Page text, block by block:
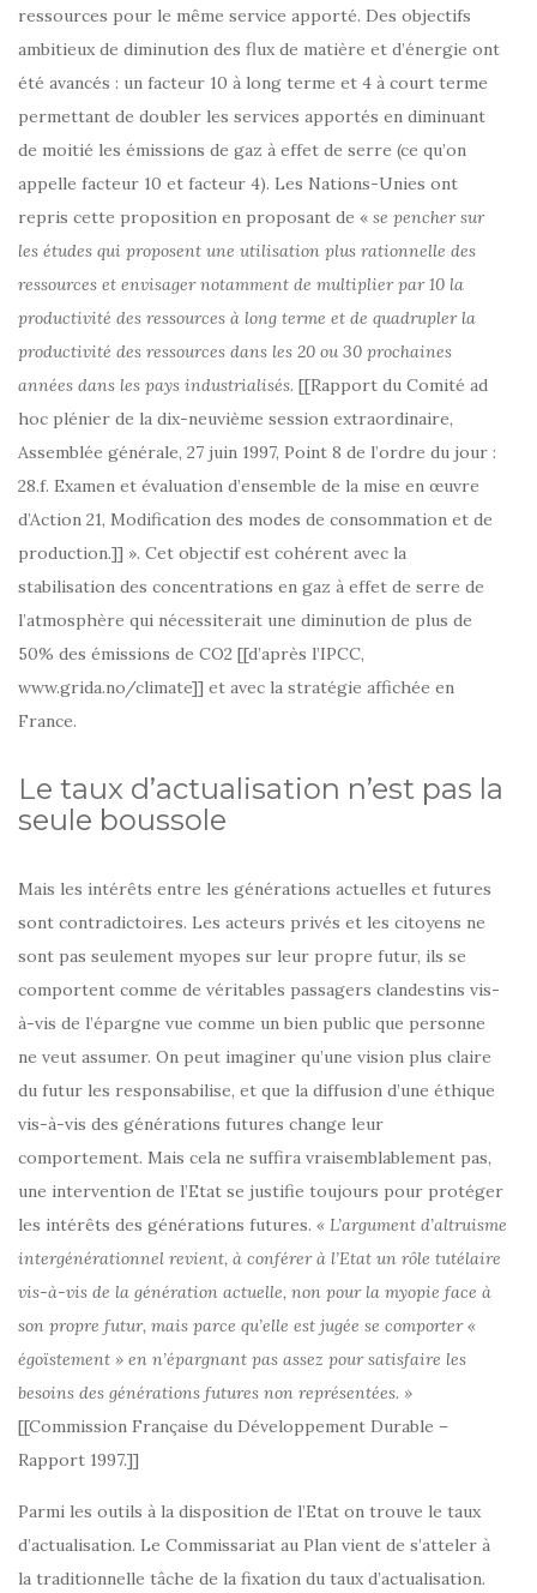
ressources pour le même service apporté. Des objectifs
ambitieux de diminution des flux de matière et d’énergie ont
été avancés : un facteur 10 à long terme et 4 à court terme
permettant de doubler les services apportés en diminuant
de moitié les émissions de gaz à effet de serre (ce qu’on
appelle facteur 10 et facteur 4). Les Nations-Unies ont
repris cette proposition en proposant de « se pencher sur
les études qui proposent une utilisation plus rationnelle des
ressources et envisager notamment de multiplier par 10 la
productivité des ressources à long terme et de quadrupler la
productivité des ressources dans les 20 ou 30 prochaines
années dans les pays industrialisés. [[Rapport du Comité ad
hoc plénier de la dix-neuvième session extraordinaire,
Assemblée générale, 27 juin 1997, Point 8 de l’ordre du jour :
28.f. Examen et évaluation d’ensemble de la mise en œuvre
d’Action 21, Modification des modes de consommation et de
production.]] ». Cet objectif est cohérent avec la
stabilisation des concentrations en gaz à effet de serre de
l’atmosphère qui nécessiterait une diminution de plus de
50% des émissions de CO2 [[d’après l’IPCC,
www.grida.no/climate]] et avec la stratégie affichée en
France.
Le taux d’actualisation n’est pas la
seule boussole
Mais les intérêts entre les générations actuelles et futures
sont contradictoires. Les acteurs privés et les citoyens ne
sont pas seulement myopes sur leur propre futur, ils se
comportent comme de véritables passagers clandestins vis-
à-vis de l’épargne vue comme un bien public que personne
ne veut assumer. On peut imaginer qu’une vision plus claire
du futur les responsabilise, et que la diffusion d’une éthique
vis-à-vis des générations futures change leur
comportement. Mais cela ne suffira vraisemblablement pas,
une intervention de l’Etat se justifie toujours pour protéger
les intérêts des générations futures. « L’argument d’altruisme
intergénérationnel revient, à conférer à l’Etat un rôle tutélaire
vis-à-vis de la génération actuelle, non pour la myopie face à
son propre futur, mais parce qu’elle est jugée se comporter «
égoïstement » en n’épargnant pas assez pour satisfaire les
besoins des générations futures non représentées. »
[[Commission Française du Développement Durable –
Rapport 1997.]]
Parmi les outils à la disposition de l’Etat on trouve le taux
d’actualisation. Le Commissariat au Plan vient de s’atteler à
la traditionnelle tâche de la fixation du taux d’actualisation.